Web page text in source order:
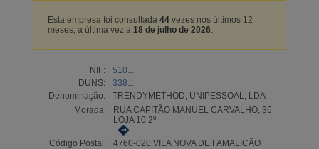
Esta empresa foi consultada 44vezes nos últimos 12
meses, a última vez a 18 de julho de 2026.
NIF:
510...
DUNS:
338...
Denominação:
TRENDYMETHOD, UNIPESSOAL, LDA
Morada:
RUA CAPITÃO MANUEL CARVALHO, 36
LOJA 10 2º
Código Postal: 4760-020 VILA NOVA DE FAMALICÃO